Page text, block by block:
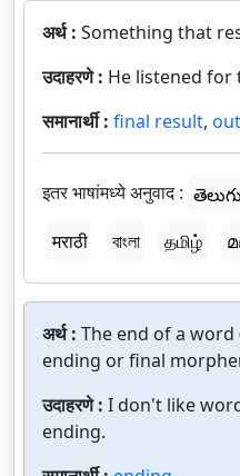
अर्थ : Something that
उदाहरणे : He listened for
समानार्थी : final result,
इतर भाषांमध्ये अनुवाद : తెలుగు
मराठी
বাংলা தமிழ்
अर्थ : The end of a
ending or final
उदाहरणे : I don't like
ending.